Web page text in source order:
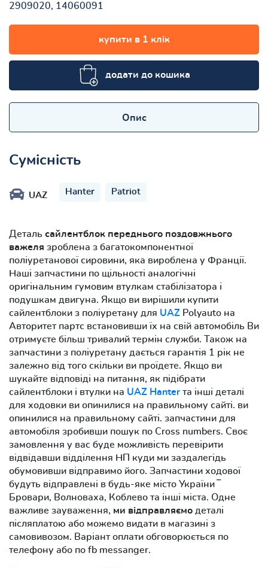
2909020, 14060091
купити в 1 клік
додати до кошика
Опис
Сумісність
UAZ Hanter Patriot
Деталь сайлентблок переднього поздовжнього
важеля зроблена з багатокомпонентної
поліуретанової сировини, яка вироблена у Франції.
Наші запчастини по щільності аналогічні
оригінальним гумовим втулкам стабілізатора і
подушкам двигуна. Якщо ви вирішили купити
сайлентблоки з поліуретану для UAZ Polyauto на
Авторитет партс встановивши їх на свій автомобіль Ви
отримуєте більш тривалий термін служби. Також на
запчастини з поліуретану дається гарантія 1 рік не
залежно від того скільки ви проїдете. Якщо ви
шукайте відповіді на питання, як підібрати
сайлентблоки і втулки на UAZ Hanterта інші деталі
для ходовки ви опинилися на правильному сайті. ви
опинилися на правильному сайті. запчастини для
автомобіля зробивши пошук по Cross numbers. Своє
замовлення у вас буде можливість перевірити
відвідавши відділення НП куди ми заздалегідь
обумовивши відправимо його. Запчастини ходової
будуть відправлені в будь-яке місто України ‾
Бровари, Волноваха, Коблево та інші міста. Одне
важливе зауваження, ми відправляємо деталі
післяплатою або можемо видати в магазині з
самовивозом. Варіант оплати обговорюється по
телефону або по fb messanger.